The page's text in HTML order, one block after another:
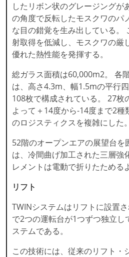
したリボン状のグレージングが
の角度で反転したモスクワのパ
な目の錯覚を生み出している。
射取得を低減し、モスクワの厳
優れた熱性能を発揮する。
総ガラス面積は60,000m2。 各
は、高さ4.3m、幅1.5mの平行
108枚で構成されている。 27枚
よって＋14度から-14度まで2
のロジスティクスを複雑にした。
52階のオープンエアの展望台を
は、冷間曲げ加工された三層強
レメントは電動で折りたためる
リフト
TWINシステムはリフトに設置
で2つの運転台が1つずつ独立し
ステムである。
この技術には、従来のリフト・